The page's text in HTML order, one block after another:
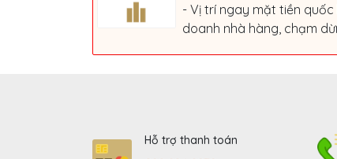
- Vị trí ngay mặt tiền quốc
doanh nhà hàng, chạm
Hỗ trợ thanh toán